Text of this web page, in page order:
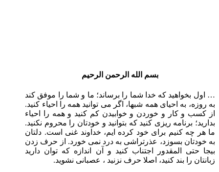
بسم الله الرحمن الرحیم
… اول بخواهید که خدا شما را برساند؛ ما و شما را موفق کند
به روزه، به احیای همه شبها، اگر می توانید همه را احیاء کنید.
از کسب و کار و خوردن و خوابیدن کم کنید و همه را احیاء
بدارید؛ برنامه ریزی کنید که بتوانید و خودتان را محروم نکنید.
ما هر چه کنیم برای خود کرده ایم، خداوند غنی است. دلتان
به خودتان بسوزد، عذرتراشی به درد نمی خورد. از حرف زدن
بیجا حتی المقدور اجتناب کنید و آن اندازه که توان دارید
زبانتان را بند کنید، اصلا حرف نزنید ، عصبانی نشوید.